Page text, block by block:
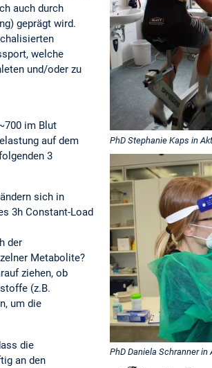
PhD Stephanie Kaps in
PhD Daniela Schranner in
auch durch
geprägt wird.
welche
und/oder zu
im Blut
auf dem
3
sich in
3h Constant-Load
der
Metabolite?
ziehen, ob
(z.B.
um die
die
an den